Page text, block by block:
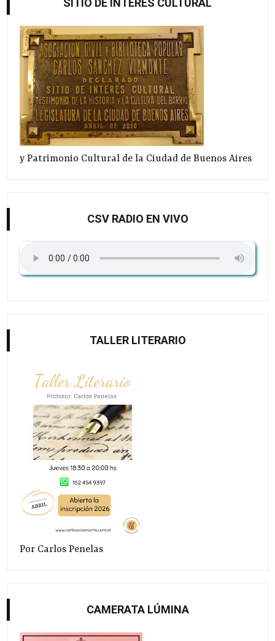
SITIO DE INTERÉS CULTURAL
y Patrimonio Cultural de la Ciudad de Buenos Aires
CSV RADIO EN VIVO
TALLER LITERARIO
Por Carlos Penelas
CAMERATA LÚMINA